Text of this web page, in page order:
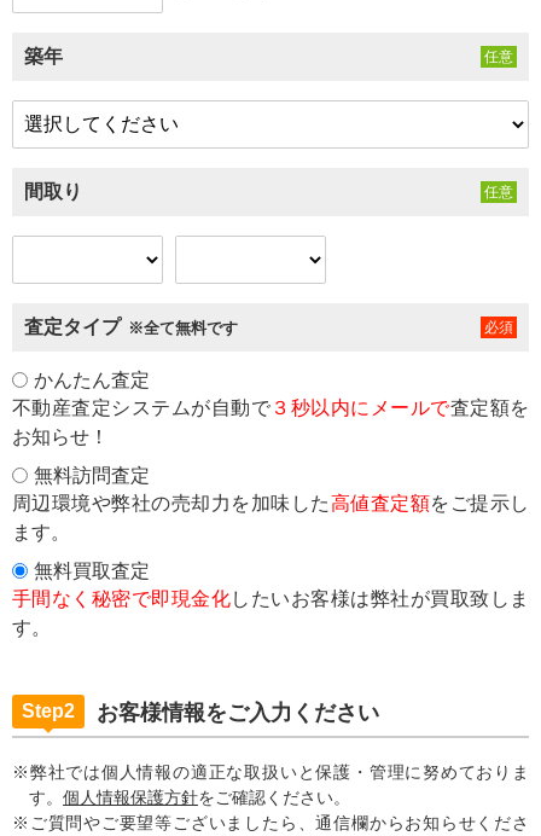
築年
間取り
査定タイプ ※全て無料です
かんたん査定
不動産査定システムが自動で ３秒以内にメールで査定額を
お知らせ！
無料訪問査定
周辺環境や弊社の売却力を加味した高値査定額をご提示し
ます。
無料買取査定
手間なく秘密で即現金化したいお客様は弊社が買取致しま
す。
Step2 お客様情報をご入力ください
※弊社では個人情報の適正な取扱いと保護・管理に努めておりま
す。 個人情報保護方針をご確認ください。
※ご質問やご要望等ございましたら、通信欄からお知らせくださ